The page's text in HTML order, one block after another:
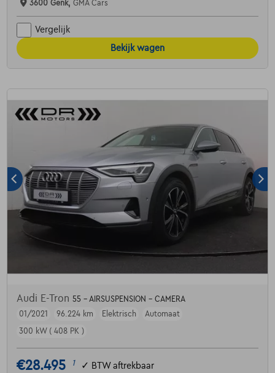
3600 Genk, GMA Cars
Vergelijk
Bekijk wagen
Audi E-Tron 55 - AIRSUSPENSION - CAMERA
01/2021
96.224 km Elektrisch
Automaat
300 kW ( 408 PK )
€28.495 1 ✓ BTW aftrekbaar